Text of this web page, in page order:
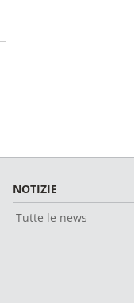
NOTIZIE
Tutte le news